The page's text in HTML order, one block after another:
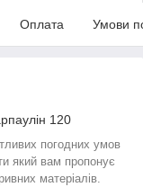
Оплата Умови
120
погодних умов
який вам пропонує
матеріалів.